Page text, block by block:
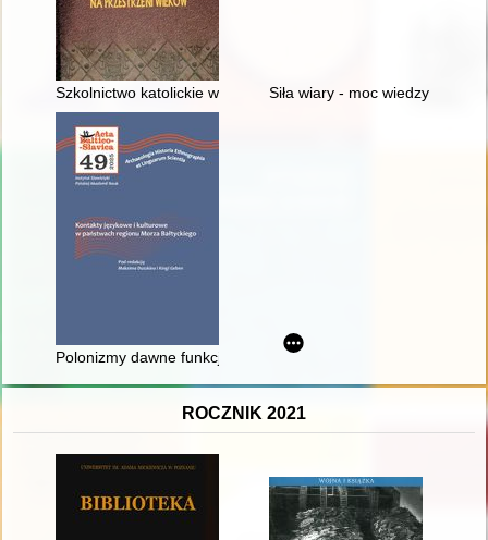
Szkolnictwo katolickie w (archi)diecezji wrocławskiej na
Siła wiary - moc wiedzy :
Polonizmy dawne funkcjonujące w rosyjskiej gwarze
ROCZNIK 2021